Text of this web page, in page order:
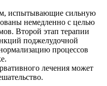
испытывающие сильную
немедленно с целью
Второй этап терапии
поджелудочной
процессов
лечения может